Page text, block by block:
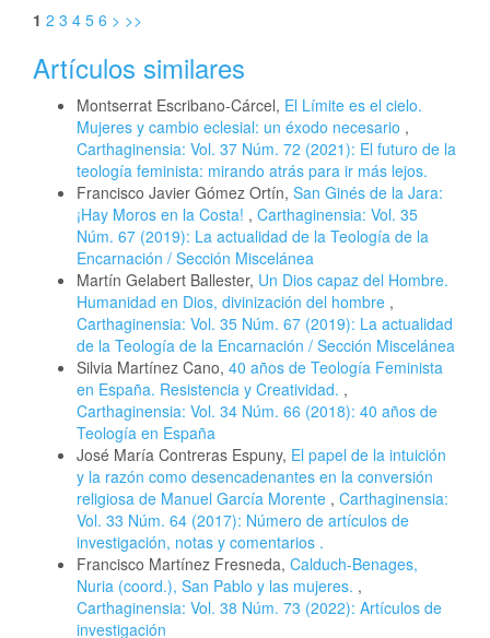
1 2 3 4 5 6 > >>
Artículos similares
Montserrat Escribano-Cárcel, El Límite es el cielo.
Mujeres y cambio eclesial: un éxodo necesario ,
Carthaginensia: Vol. 37 Núm. 72 (2021): El futuro de la
teología feminista: mirando atrás para ir más lejos.
Francisco Javier Gómez Ortín, San Ginés de la Jara:
¡Hay Moros en la Costa! , Carthaginensia: Vol. 35
Núm. 67 (2019): La actualidad de la Teología de la
Encarnación / Sección Miscelánea
Martín Gelabert Ballester, Un Dios capaz del Hombre.
Humanidad en Dios, divinización del hombre ,
Carthaginensia: Vol. 35 Núm. 67 (2019): La actualidad
de la Teología de la Encarnación / Sección Miscelánea
Silvia Martínez Cano, 40 años de Teología Feminista
en España. Resistencia y Creatividad. ,
Carthaginensia: Vol. 34 Núm. 66 (2018): 40 años de
Teología en España
José María Contreras Espuny, El papel de la intuición
y la razón como desencadenantes en la conversión
religiosa de Manuel García Morente , Carthaginensia:
Vol. 33 Núm. 64 (2017): Número de artículos de
investigación, notas y comentarios .
Francisco Martínez Fresneda, Calduch-Benages,
Nuria (coord.), San Pablo y las mujeres. ,
Carthaginensia: Vol. 38 Núm. 73 (2022): Artículos de
investigación